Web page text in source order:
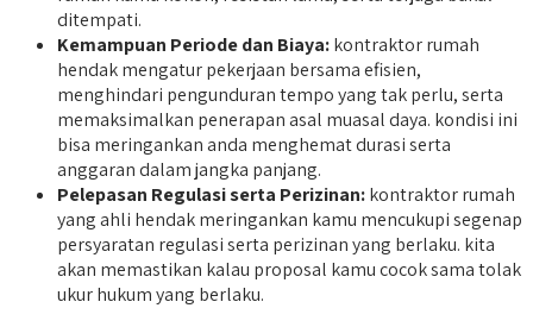
ditempati.
Kemampuan Periode dan Biaya:kontraktor rumah
hendak mengatur pekerjaan bersama efisien,
menghindari pengunduran tempo yang tak perlu, serta
memaksimalkan penerapan asal muasal daya. kondisi ini
bisa meringankan anda menghemat durasi serta
anggaran dalam jangka panjang.
Pelepasan Regulasi serta Perizinan:kontraktor rumah
yang ahli hendak meringankan kamu mencukupi segenap
persyaratan regulasi serta perizinan yang berlaku. kita
akan memastikan kalau proposal kamu cocok sama tolak
ukur hukum yang berlaku.